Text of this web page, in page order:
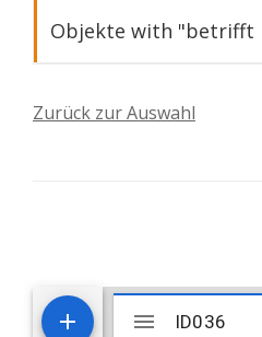
Objekte with "betrifft
Zurück zur Auswahl
ID036
ID036